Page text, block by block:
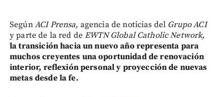
SegúnACI Prensa, agencia de noticias del Grupo ACI
y parte de la red deEWTN Global Catholic Network,
la transición hacia un nuevo año representa para
muchos creyentes una oportunidad de renovación
interior, reflexión personal y proyección de nuevas
metas desde la fe.